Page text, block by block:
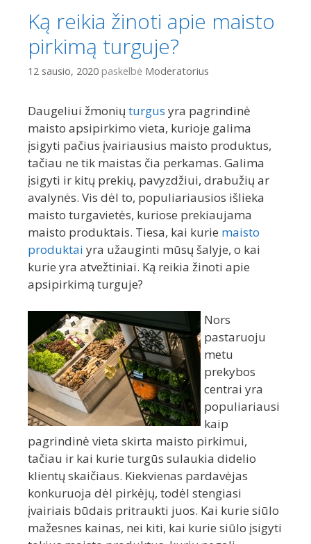
Ką reikia žinoti apie maisto
pirkimą turguje?
12 sausio, 2020 paskelbė Moderatorius
Daugeliui žmonių turgus yra pagrindinė
maisto apsipirkimo vieta, kurioje galima
įsigyti pačius įvairiausius maisto produktus,
tačiau ne tik maistas čia perkamas. Galima
įsigyti ir kitų prekių, pavyzdžiui, drabužių ar
avalynės. Vis dėl to, populiariausios išlieka
maisto turgavietės, kuriose prekiaujama
maisto produktais. Tiesa, kai kurie maisto
produktai yra užauginti mūsų šalyje, o kai
kurie yra atvežtiniai. Ką reikia žinoti apie
apsipirkimą turguje?
Nors
pastaruoju
metu
prekybos
centrai yra
populiariausi
kaip
pagrindinė vieta skirta maisto pirkimui,
tačiau ir kai kurie turgūs sulaukia didelio
klientų skaičiaus. Kiekvienas pardavėjas
konkuruoja dėl pirkėjų, todėl stengiasi
įvairiais būdais pritraukti juos. Kai kurie siūlo
mažesnes kainas, nei kiti, kai kurie siūlo įsigyti